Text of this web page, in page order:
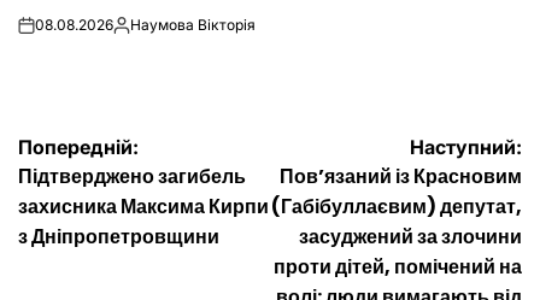
on08.08.2026Опубліковано
Наумова Вікторія
Навігація
записів
Попередній:
Підтверджено загибель
захисника Максима Кирпи
з Дніпропетровщини
Наступний:
Пов’язаний із Красновим
(Габібуллаєвим) депутат,
засуджений за злочини
проти дітей, помічений на